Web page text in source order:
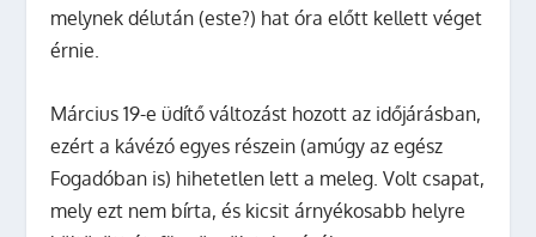
melynek délután (este?) hat óra előtt kellett véget
érnie.
Március 19-e üdítő változást hozott az időjárásban,
ezért a kávézó egyes részein (amúgy az egész
Fogadóban is) hihetetlen lett a meleg. Volt csapat,
mely ezt nem bírta, és kicsit árnyékosabb helyre